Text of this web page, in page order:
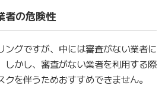
者の危険性
ングですが、中には審査がない業者に
しかし、審査がない業者を利用する際
を伴うためおすすめできません。